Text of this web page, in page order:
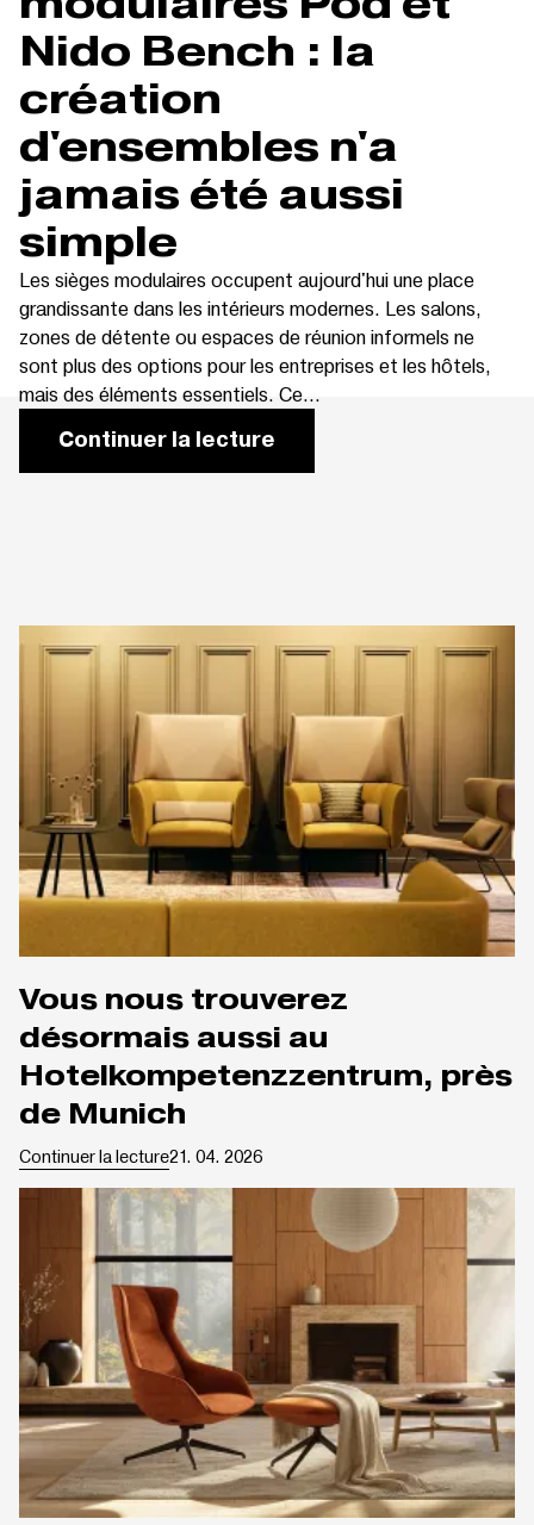
Nido Bench : la
création
d'ensembles n'a
jamais été aussi
simple
Les sièges modulaires occupent aujourd'hui une place
grandissante dans les intérieurs modernes. Les salons,
zones de détente ou espaces de réunion informels ne
sont plus des options pour les entreprises et les hôtels,
mais des éléments essentiels. Ce...
Continuer la lecture
Vous nous trouverez
désormais aussi au
Hotelkompetenzzentrum, près
de Munich
Continuer la lecture21. 04. 2026